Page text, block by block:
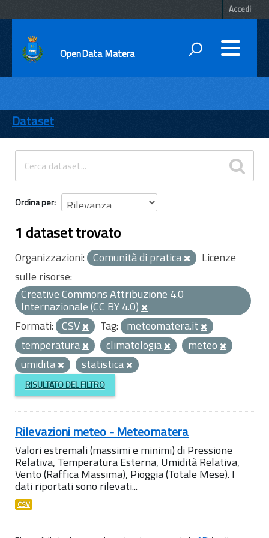
Accedi
OpenData Matera
ENTI
TEMI
INFORMAZIONI
Dataset
Ordina per
1 dataset trovato
Organizzazioni: Comunità di pratica
Licenze
sulle risorse:
Creative Commons Attribuzione 4.0
Internazionale (CC BY 4.0)
Formati: CSV Tag: meteomatera.it
temperatura
climatologia
meteo
umidita
statistica
RISULTATO DEL FILTRO
Rilevazioni meteo - Meteomatera
Valori estremali (massimi e minimi) di Pressione
Relativa, Temperatura Esterna, Umidità Relativa,
Vento (Raffica Massima), Pioggia (Totale Mese). I
dati riportati sono rilevati...
CSV